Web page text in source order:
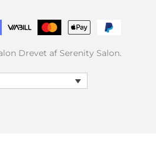
Drevet af Serenity Salon.